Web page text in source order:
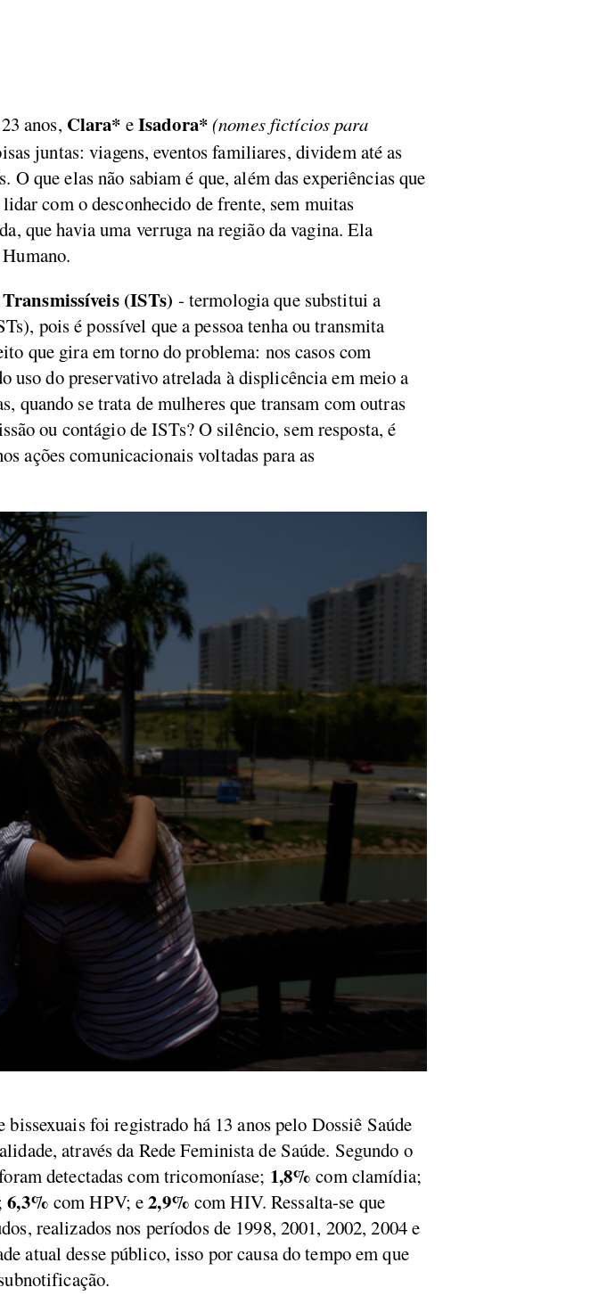
anos, Clara* eIsadora*(nomes fictícios para
juntas: viagens, eventos familiares, dividem até as
que elas não sabiam é que, além das experiências que
com o desconhecido de frente, sem muitas
que havia uma verruga na região da vagina. Ela
(ISTs) - termologia que substitui a
pois é possível que a pessoa tenha ou transmita
que gira em torno do problema: nos casos com
uso do preservativo atrelada à displicência em meio a
quando se trata de mulheres que transam com outras
ou contágio de ISTs? O silêncio, sem resposta, é
ações comunicacionais voltadas para as
foi registrado há 13 anos pelo Dossiê Saúde
através da Rede Feminista de Saúde. Segundo o
detectadas com tricomoníase; 1,8% com clamídia;
6,3% com HPV; e2,9% com HIV. Ressalta-se que
realizados nos períodos de 1998, 2001, 2002, 2004 e
atual desse público, isso por causa do tempo em que